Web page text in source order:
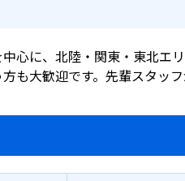
中心に、北陸・関東・東北エ
も大歓迎です。先輩スタッ